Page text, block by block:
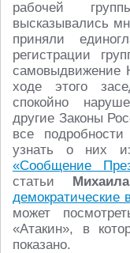
рабочей
высказывались
приняли
регистрации
самовыдвижение
ходе этого
спокойно
другие Законы
все
узнать о них
«Сообщение
статьи
демократические
может
«Атакин», в
показано.